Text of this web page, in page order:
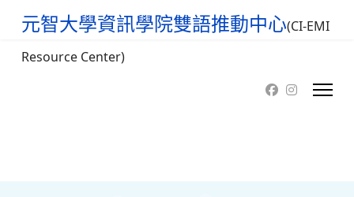
元智大學資訊學院雙語推動中心(CI-EMI
Resource Center)